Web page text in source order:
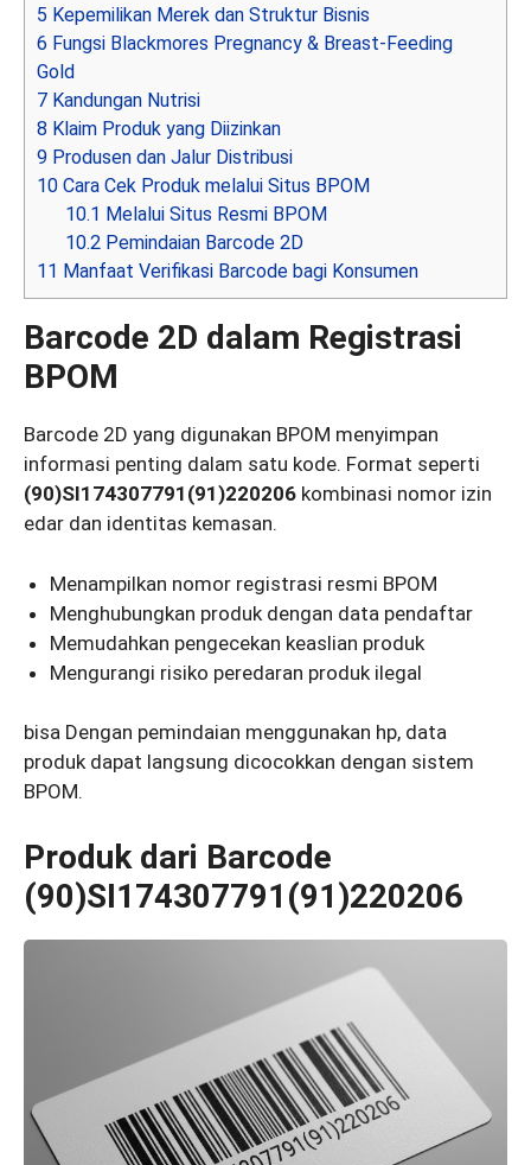
5 Kepemilikan Merek dan Struktur Bisnis
6 Fungsi Blackmores Pregnancy & Breast-Feeding
Gold
7 Kandungan Nutrisi
8 Klaim Produk yang Diizinkan
9 Produsen dan Jalur Distribusi
10 Cara Cek Produk melalui Situs BPOM
10.1 Melalui Situs Resmi BPOM
10.2 Pemindaian Barcode 2D
11 Manfaat Verifikasi Barcode bagi Konsumen
Barcode 2D dalam Registrasi
BPOM
Barcode 2D yang digunakan BPOM menyimpan
informasi penting dalam satu kode. Format seperti
(90)SI174307791(91)220206 kombinasi nomor izin
edar dan identitas kemasan.
Menampilkan nomor registrasi resmi BPOM
Menghubungkan produk dengan data pendaftar
Memudahkan pengecekan keaslian produk
Mengurangi risiko peredaran produk ilegal
bisa Dengan pemindaian menggunakan hp, data
produk dapat langsung dicocokkan dengan sistem
BPOM.
Produk dari Barcode
(90)SI174307791(91)220206